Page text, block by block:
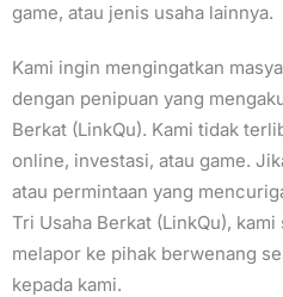
game, atau jenis usaha lainnya.
Kami ingin mengingatkan
dengan penipuan yang
Berkat (LinkQu). Kami tidak
online, investasi, atau game.
atau permintaan yang
Tri Usaha Berkat (LinkQu),
melapor ke pihak berwenang
kepada kami.